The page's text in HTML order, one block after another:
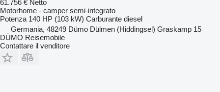
61.756 € Netto
Motorhome - camper semi-integrato
Potenza 140 HP (103 kW) Carburante diesel
Germania, 48249 Dümo Dülmen (Hiddingsel) Graskamp 15
DÜMO Reisemobile
Contattare il venditore